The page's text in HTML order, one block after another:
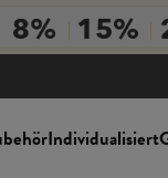
Individualisiert